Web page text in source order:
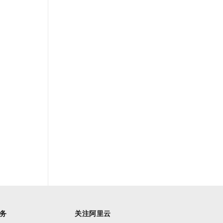
关注阿里云